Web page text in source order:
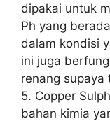
dipakai untuk
Ph yang
dalam kondisi
ini juga
renang supaya
5. Copper
bahan kimia